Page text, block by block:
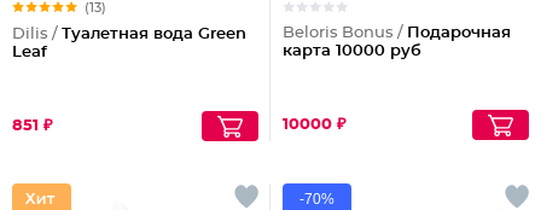
(13)
Dilis /
Туалетная вода Green
Leaf
851 ₽
Beloris Bonus /
Подарочная
карта 10000 руб
10000 ₽
-70%